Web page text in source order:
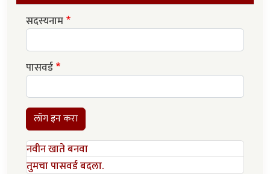
सदस्यनाम
पासवर्ड
लॉग इन करा
नवीन खाते बनवा
तुमचा पासवर्ड बदला.